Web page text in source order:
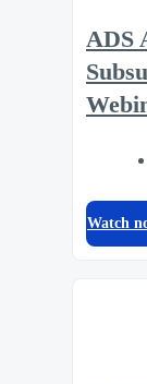
ADS
Watch